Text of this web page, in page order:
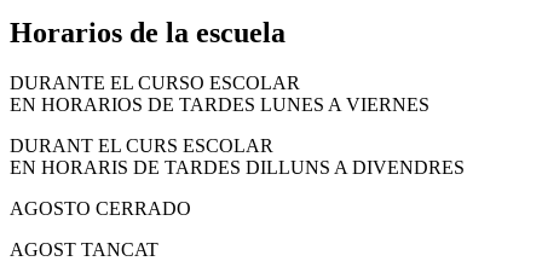
Horarios de la escuela
DURANTE EL CURSO ESCOLAR
EN HORARIOS DE TARDES LUNES A VIERNES
DURANT EL CURS ESCOLAR
EN HORARIS DE TARDES DILLUNS A DIVENDRES
AGOSTO CERRADO
AGOST TANCAT